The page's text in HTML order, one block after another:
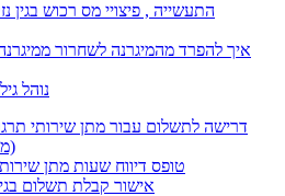
נוהל
2356 – טופס דיווח שעות מתן
2357 – אישור קבלת תשלום